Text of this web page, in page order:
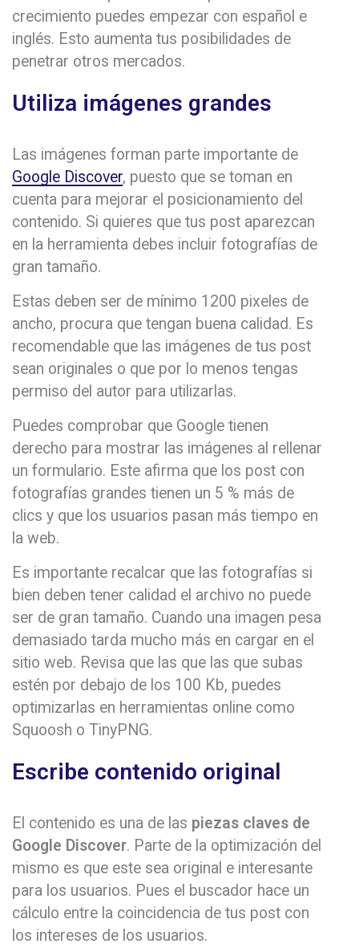
crecimiento puedes empezar con español e
inglés. Esto aumenta tus posibilidades de
penetrar otros mercados.
Utiliza imágenes grandes
Las imágenes forman parte importante de
Google Discover, puesto que se toman en
cuenta para mejorar el posicionamiento del
contenido. Si quieres que tus post aparezcan
en la herramienta debes incluir fotografías de
gran tamaño.
Estas deben ser de mínimo 1200 pixeles de
ancho, procura que tengan buena calidad. Es
recomendable que las imágenes de tus post
sean originales o que por lo menos tengas
permiso del autor para utilizarlas.
Puedes comprobar que Google tienen
derecho para mostrar las imágenes al rellenar
un formulario. Este afirma que los post con
fotografías grandes tienen un 5 % más de
clics y que los usuarios pasan más tiempo en
la web.
Es importante recalcar que las fotografías si
bien deben tener calidad el archivo no puede
ser de gran tamaño. Cuando una imagen pesa
demasiado tarda mucho más en cargar en el
sitio web. Revisa que las que las que subas
estén por debajo de los 100 Kb, puedes
optimizarlas en herramientas online como
Squoosh o TinyPNG.
Escribe contenido original
El contenido es una de las piezas claves de
Google Discover. Parte de la optimización del
mismo es que este sea original e interesante
para los usuarios. Pues el buscador hace un
cálculo entre la coincidencia de tus post con
los intereses de los usuarios.